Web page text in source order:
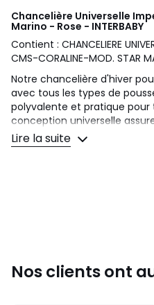
Chancelière Universelle
Marino - Rose - INTERBABY
Contient : CHANCELIERE
CMS-CORALINE-MOD. STAR
Notre chancelière d'hiver
avec tous les types de
polyvalente et pratique pour
conception universelle
une installation facile,
pratique pour garder leur
Lire la suite
Nos clients ont